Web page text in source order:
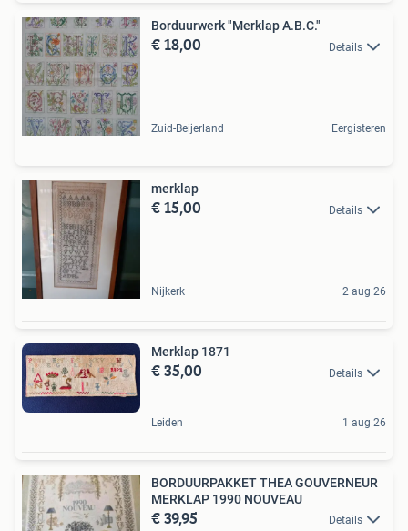
Borduurwerk "Merklap A.B.C."
€ 18,00 Details
Zuid-Beijerland Eergisteren
merklap
€ 15,00 Details
Nijkerk 2 aug 26
Merklap 1871
€ 35,00 Details
Leiden 1 aug 26
BORDUURPAKKET THEA GOUVERNEUR
MERKLAP 1990 NOUVEAU
€ 39,95 Details